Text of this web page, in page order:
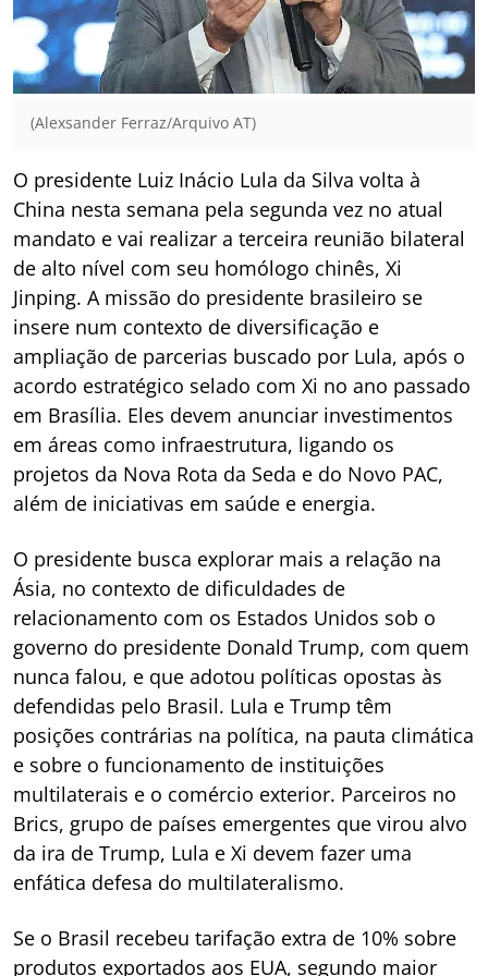
(Alexsander Ferraz/Arquivo AT)
O presidente Luiz Inácio Lula da Silva volta à
China nesta semana pela segunda vez no atual
mandato e vai realizar a terceira reunião bilateral
de alto nível com seu homólogo chinês, Xi
Jinping. A missão do presidente brasileiro se
insere num contexto de diversificação e
ampliação de parcerias buscado por Lula, após o
acordo estratégico selado com Xi no ano passado
em Brasília. Eles devem anunciar investimentos
em áreas como infraestrutura, ligando os
projetos da Nova Rota da Seda e do Novo PAC,
além de iniciativas em saúde e energia.
O presidente busca explorar mais a relação na
Ásia, no contexto de dificuldades de
relacionamento com os Estados Unidos sob o
governo do presidente Donald Trump, com quem
nunca falou, e que adotou políticas opostas às
defendidas pelo Brasil. Lula e Trump têm
posições contrárias na política, na pauta climática
e sobre o funcionamento de instituições
multilaterais e o comércio exterior. Parceiros no
Brics, grupo de países emergentes que virou alvo
da ira de Trump, Lula e Xi devem fazer uma
enfática defesa do multilateralismo.
Se o Brasil recebeu tarifação extra de 10% sobre
produtos exportados aos EUA, segundo maior